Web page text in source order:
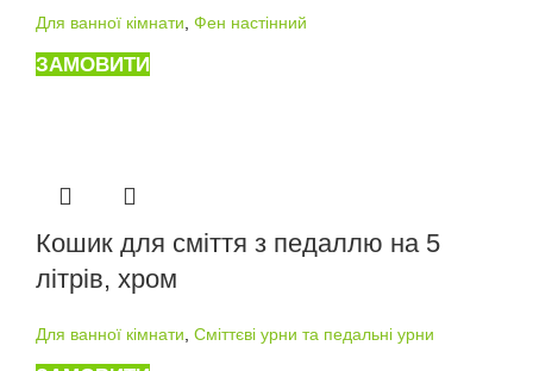
Для ванної кімнати Фен настінний
ЗАМОВИТИ
Кошик для сміття з педаллю на 5
літрів, хром
Для ванної кімнати Сміттєві урни та педальні урни